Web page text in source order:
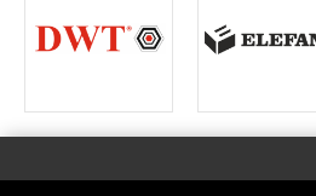
ИНСТРУМЕНТМАРКЕТ